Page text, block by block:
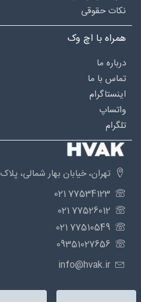
نکات حقوقی
همراه با اچ وک
درباره‌ ما
تماس با ما
اینستاگرام
واتساپ
تلگرام
تهران، خیابان بهار شمالی، پلاک 259
77534123 021
77526012 021
77510549 021
09351027656
info@hvak.ir